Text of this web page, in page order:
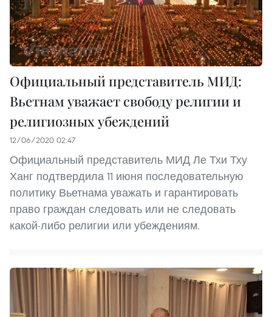
Официальный представитель МИД:
Вьетнам уважает свободу религии и
религиозных убеждений
12/06/2020 02:47
Официальный представитель МИД Ле Тхи Тху
Ханг подтвердила 11 июня последовательную
политику Вьетнама уважать и гарантировать
право граждан следовать или не следовать
какой-либо религии или убеждениям.